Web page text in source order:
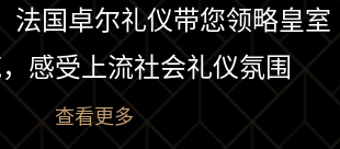
法国卓尔礼仪带您领略皇室
感受上流社会礼仪氛围
查看更多